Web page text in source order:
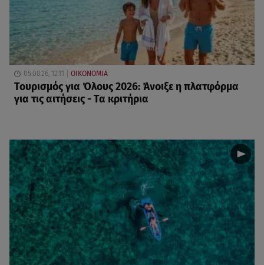
05.08.26, 12:11 ΟΙΚΟΝΟΜΙΑ
Τουρισμός για Όλους 2026: Άνοιξε η πλατφόρμα
για τις αιτήσεις - Τα κριτήρια